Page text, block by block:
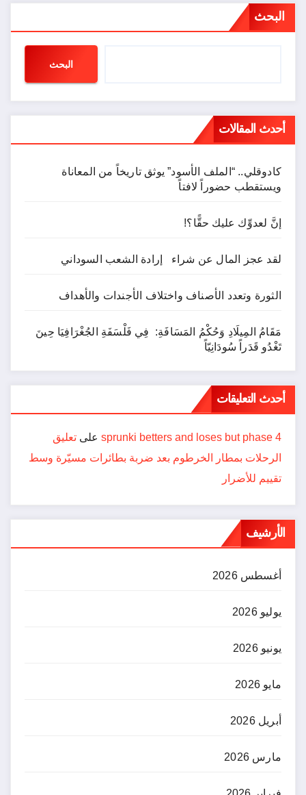
البحث
البحث
أحدث المقالات
كادوقلي.. “الملف الأسود” يوثق تاريخاً من المعاناة
ويستقطب حضوراً لافتاً
إنَّ لعدوِّك عليك حقًّا؟!
لقد عجز المال عن شراء إرادة الشعب السوداني
الثورة وتعدد الأصناف واختلاف الأجندات والأهداف
مَقَامُ المِيلَادِ وَحُكْمُ المَسَافَةِ: فِي فَلْسَفَةِ الجُغْرَافِيَا حِينَ
تَغْدُو قَدَراً سُودَانِيّاً
أحدث التعليقات
sprunki betters and loses but phase 4 على تعليق
الرحلات بمطار الخرطوم بعد ضربة بطائرات مسيّرة وسط
تقييم للأضرار
الأرشيف
أغسطس 2026
يوليو 2026
يونيو 2026
مايو 2026
أبريل 2026
مارس 2026